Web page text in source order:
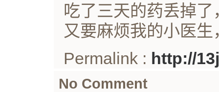
吃了三天的药丢掉
又要麻烦我的小医
Permalink : http://
No Comment